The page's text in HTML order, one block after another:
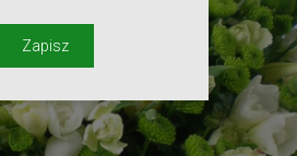
Zapisz